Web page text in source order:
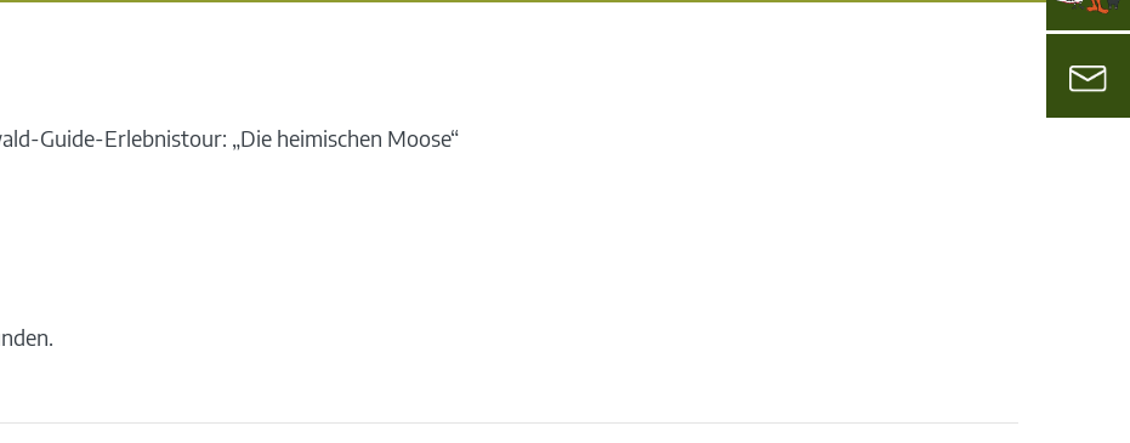
Guide-Erlebnistour: „Die heimischen Moose“